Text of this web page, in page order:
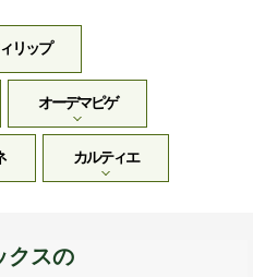
リップ
オーデマピゲ
カルティエ
クスの